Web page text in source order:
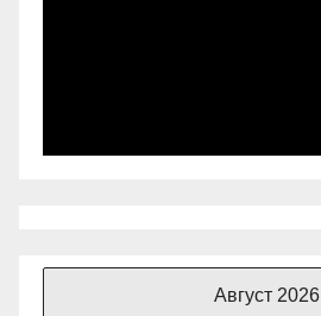
Август 2026